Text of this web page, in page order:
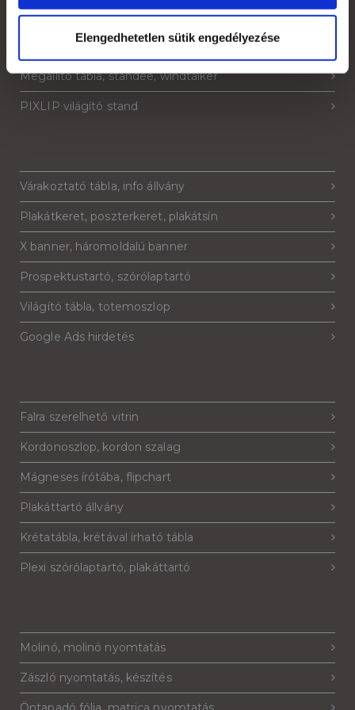
Elengedhetetlen sütik engedélyezése
Strandzászló, beach flag, zászlófüzér
Sajtófal, pop-up fal, háttérfal
Megállító tábla, standee, windtalker
PIXLIP világító stand
Várakoztató tábla, info állvány
Plakátkeret, poszterkeret, plakátsín
X banner, háromoldalú banner
Prospektustartó, szórólaptartó
Világító tábla, totemoszlop
Google Ads hirdetés
Falra szerelhető vitrin
Kordonoszlop, kordon szalag
Mágneses írótába, flipchart
Plakáttartó állvány
Krétatábla, krétával írható tábla
Plexi szórólaptartó, plakáttartó
Molinó, molinó nyomtatás
Zászló nyomtatás, készítés